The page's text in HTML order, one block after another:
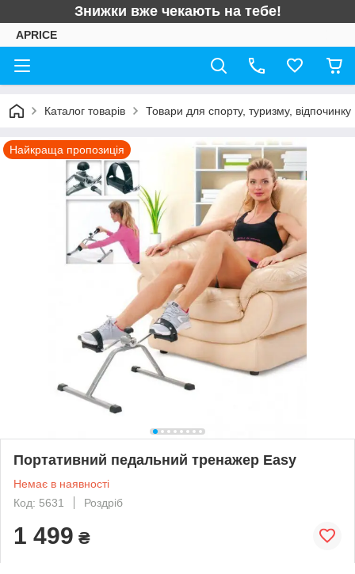
Знижки вже чекають на тебе!
APRICE
Каталог товарів Товари для спорту, туризму, відпочинку
Найкраща пропозиція
Портативний педальний тренажер Easy
Немає в наявності
Код: 5631
Роздріб
1 499 ₴